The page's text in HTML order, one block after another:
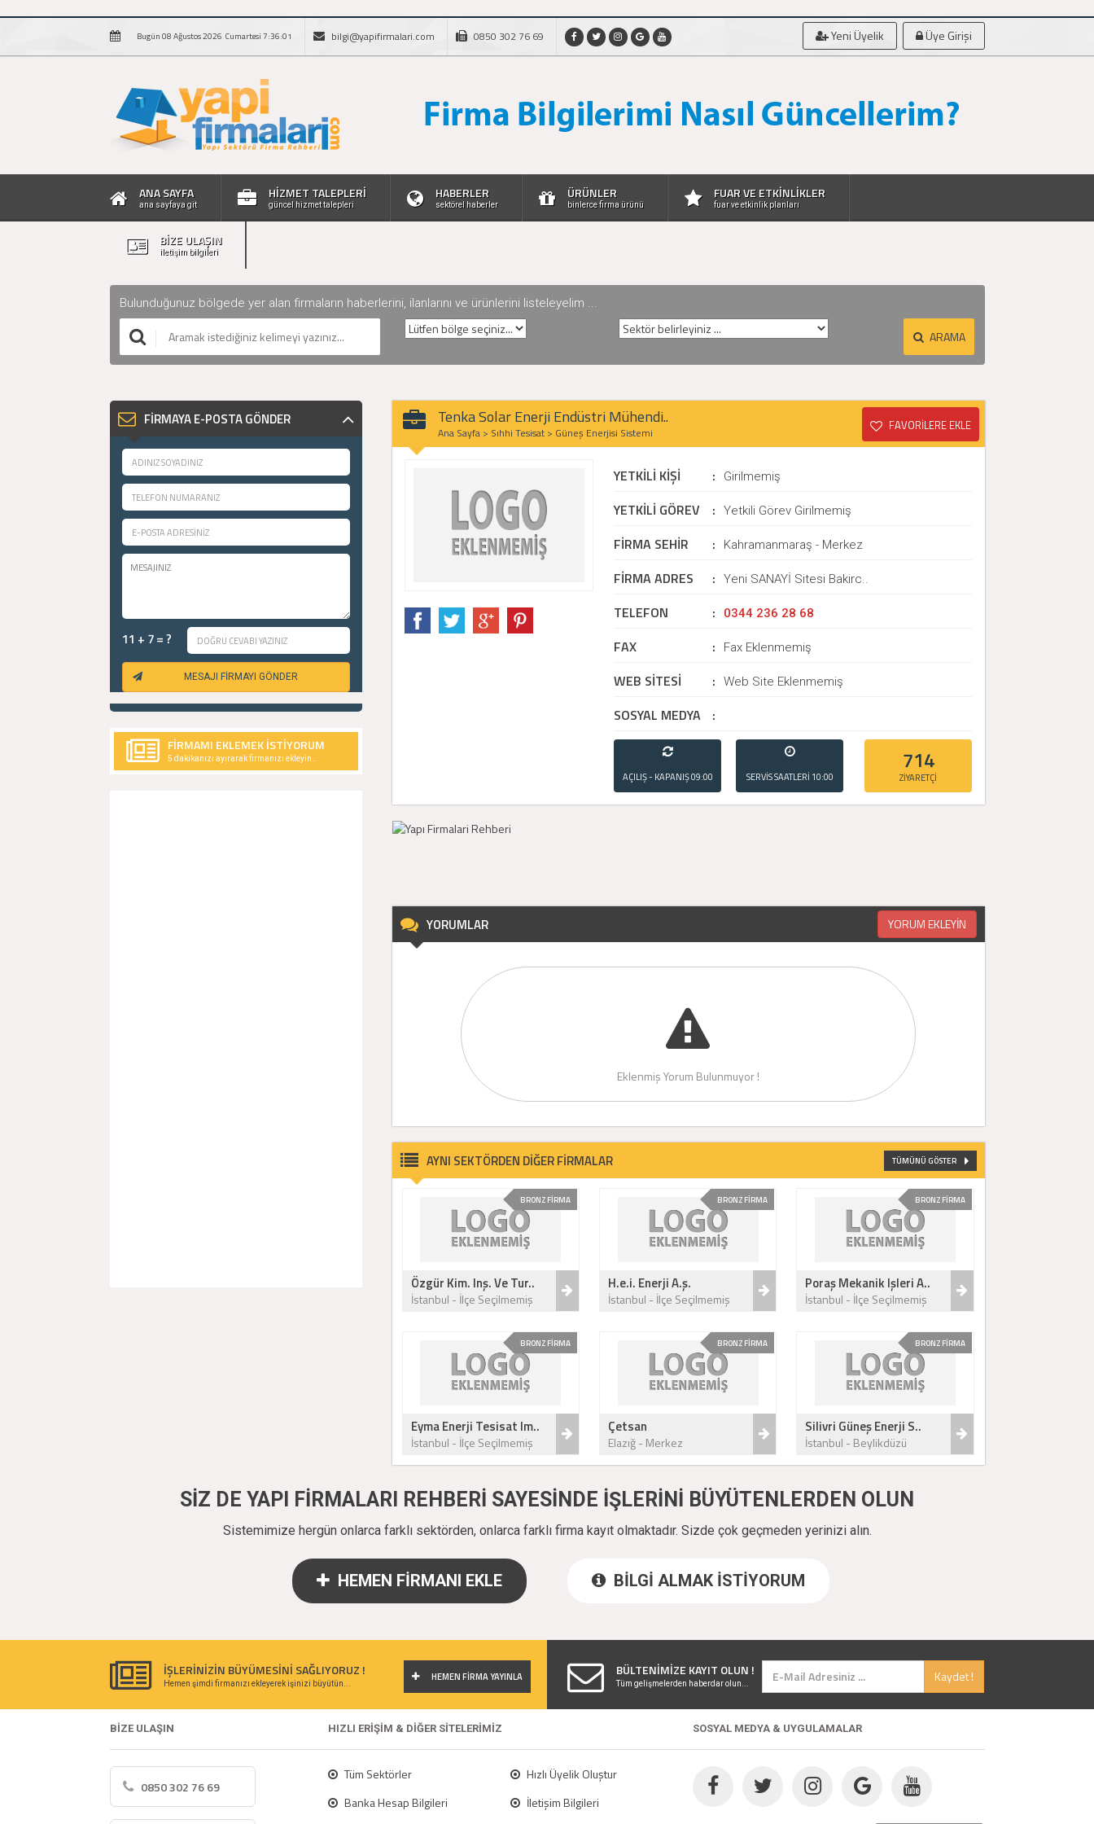
Bugün 08 Ağustos 2026 Cumartesi 7:36:02 bilgi@yapifirmalari.com 0850 302 76 69 Yeni Üyelik Üye Girişi
ANA SAYFA
ana sayfaya git
HİZMET TALEPLERİ
güncel hizmet talepleri
HABERLER
sektörel haberler
ÜRÜNLER
binlerce firma ürünü
FUAR VE ETKİNLİKLER
fuar ve etkinlik planları
BİZE ULAŞIN
iletişim bilgileri
Bulunduğunuz bölgede yer alan firmaların haberlerini, ilanlarını ve ürünlerini listeleyelim ...
ARAMA
FİRMAYA E-POSTA GÖNDER
11 + 7 = ?
MESAJI FİRMAYI GÖNDER
FİRMAMI EKLEMEK İSTİYORUM
5 dakikanızı ayırarak firmanızı ekleyin..
Tenka Solar Enerji Endüstri Mühendi..
Ana Sayfa > Sıhhi Tesisat> Güneş Enerjisi Sistemi FAVORİLERE EKLE
YETKİLİ KİŞİ : Girilmemiş
YETKİLİ GÖREV : Yetkili Görev Girilmemiş
FİRMA SEHİR : Kahramanmaraş - Merkez
FİRMA ADRES : Yeni SANAYİ Sitesi Bakirc..
TELEFON : 0344 236 28 68
FAX : Fax Eklenmemiş
WEB SİTESİ : Web Site Eklenmemiş
SOSYAL MEDYA :
AÇILIŞ - KAPANIŞ09:00
- 21:00
SERVİS SAATLERİ 10:00
- 20:00
714
ZİYARETÇİ
YORUMLAR YORUM EKLEYİN
Eklenmiş Yorum Bulunmuyor !
AYNI SEKTÖRDEN DİĞER FİRMALAR TÜMÜNÜ GÖSTER
BRONZ FİRMA
Özgür Kim. Inş. Ve Tur..
İstanbul - İlçe Seçilmemiş
BRONZ FİRMA
H.e.i. Enerji A.ş.
İstanbul - İlçe Seçilmemiş
BRONZ FİRMA
Poraş Mekanik Işleri A..
İstanbul - İlçe Seçilmemiş
BRONZ FİRMA
Eyma Enerji Tesisat Im..
İstanbul - İlçe Seçilmemiş
BRONZ FİRMA
Çetsan
Elazığ - Merkez
BRONZ FİRMA
Silivri Güneş Enerji S..
İstanbul - Beylikdüzü
SİZ DE YAPI FİRMALARI REHBERİ SAYESİNDE İŞLERİNİ BÜYÜTENLERDEN OLUN
Sistemimize hergün onlarca farklı sektörden, onlarca farklı firma kayıt olmaktadır. Sizde çok geçmeden yerinizi alın.
HEMEN FİRMANI EKLE BİLGİ ALMAK İSTİYORUM
İŞLERİNİZİN BÜYÜMESİNİ SAĞLIYORUZ ! HEMEN FİRMA YAYINLA
Hemen şimdi firmanızı ekleyerek işinizi büyütün...
BÜLTENİMİZE KAYIT OLUN ! Kaydet !
Tüm gelişmelerden haberdar olun...
BİZE ULAŞIN HIZLI ERİŞİM & DİĞER SİTELERİMİZ SOSYAL MEDYA & UYGULAMALAR
0850 302 76 69
Tüm Sektörler
Hızlı Üyelik Oluştur
Banka Hesap Bilgileri
İletişim Bilgileri